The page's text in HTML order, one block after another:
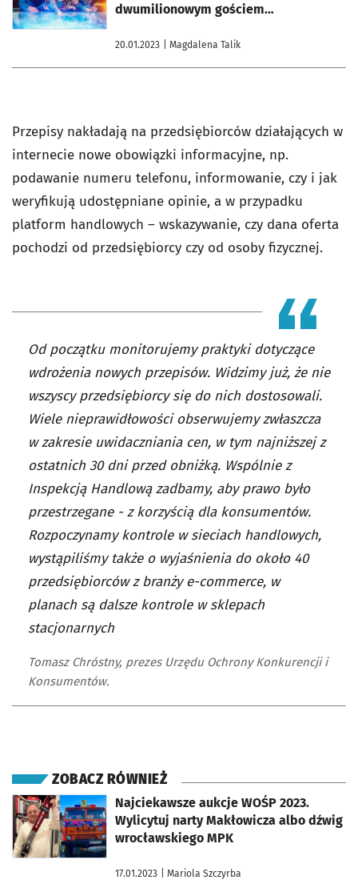
dwumilionowym gościem
20.01.2023 | Magdalena Talik
Przepisy nakładają na przedsiębiorców działających w
internecie nowe obowiązki informacyjne, np.
podawanie numeru telefonu, informowanie, czy i jak
weryfikują udostępniane opinie, a w przypadku
platform handlowych – wskazywanie, czy dana oferta
pochodzi od przedsiębiorcy czy od osoby fizycznej.
Od początku monitorujemy praktyki dotyczące
wdrożenia nowych przepisów. Widzimy już, że nie
wszyscy przedsiębiorcy się do nich dostosowali.
Wiele nieprawidłowości obserwujemy zwłaszcza
w zakresie uwidaczniania cen, w tym najniższej z
ostatnich 30 dni przed obniżką. Wspólnie z
Inspekcją Handlową zadbamy, aby prawo było
przestrzegane - z korzyścią dla konsumentów.
Rozpoczynamy kontrole w sieciach handlowych,
wystąpiliśmy także o wyjaśnienia do około 40
przedsiębiorców z branży e-commerce, w
planach są dalsze kontrole w sklepach
stacjonarnych
Tomasz Chróstny, prezes Urzędu Ochrony Konkurencji i
Konsumentów.
ZOBACZ RÓWNIEŻ
Najciekawsze aukcje WOŚP 2023.
Wylicytuj narty Makłowicza albo dźwig
wrocławskiego MPK
17.01.2023 | Mariola Szczyrba
otworzy się w nowej karcie